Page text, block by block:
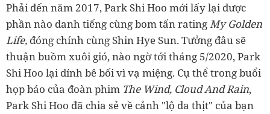
Phải đến năm 2017, Park Shi Hoo mới lấy lại được
phần nào danh tiếng cùng bom tấn ratingMy Golden
Life, đóng chính cùng Shin Hye Sun. Tưởng đâu sẽ
thuận buồm xuôi gió, nào ngờ tớitháng 5/2020, Park
Shi Hoo lại dính bê bối vì vạ miệng. Cụ thể trong buổi
họp báo của đoàn phim The Wind, Cloud And Rain,
Park Shi Hoo đã chia sẻ về cảnh "lộ da thịt" của bạn